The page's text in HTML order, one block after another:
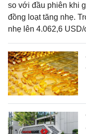
so với đầu phiên khi
đồng loạt tăng nhẹ.
nhẹ lên 4.062,6 USD/